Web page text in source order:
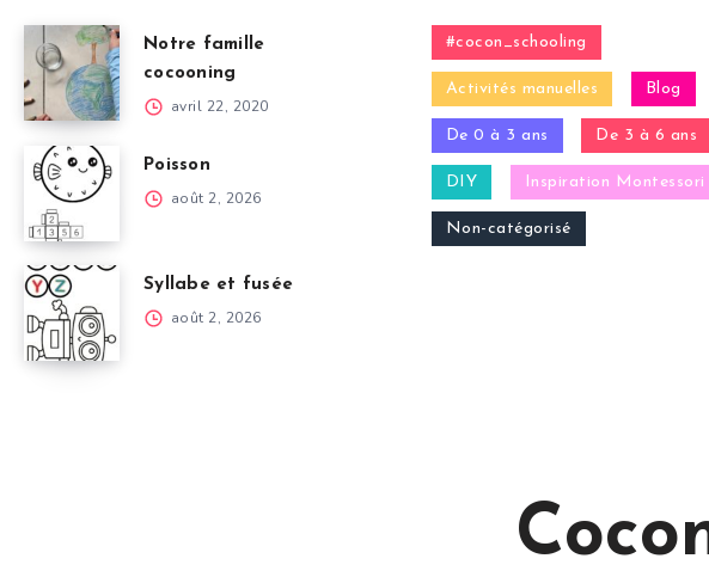
Notre famille
cocooning
avril 22, 2020
Poisson
août 2, 2026
Syllabe et fusée
août 2, 2026
#cocon_schooling
Activités manuelles Blog
De 0 à 3 ans De 3 à 6 ans
DIY Inspiration Montessori
Non-catégorisé